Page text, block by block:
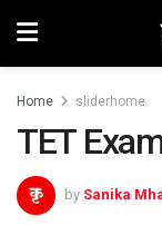
Home sliderhome
TET Exam:
by Sanika